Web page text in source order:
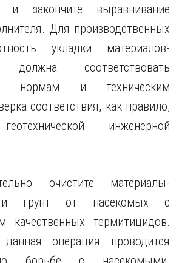
и закончите выравнивание
Для производственных
укладки материалов-
должна соответствовать
нормам и техническим
соответствия, как правило,
инженерной
очистите материалы-
и грунт от насекомых с
качественных термитицидов.
операция проводится